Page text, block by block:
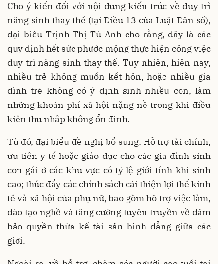
Cho ý kiến đối với nội dung kiến ​​trúc về duy trì
năng sinh thay thế (tại Điều 13 của Luật Dân số),
đại biểu Trịnh Thị Tú Anh cho rằng, đây là các
quy định hết sức phước mộng thực hiện công việc
duy trì năng sinh thay thế. Tuy nhiên, hiện nay,
nhiều trẻ không muốn kết hôn, hoặc nhiều gia
đình trẻ không có ý định sinh nhiều con, làm
những khoản phí xã hội nặng nề trong khi điều
kiện thu nhập không ổn định.
Từ đó, đại biểu đề nghị bổ sung: Hỗ trợ tài chính,
ưu tiên y tế hoặc giáo dục cho các gia đình sinh
con gái ở các khu vực có tỷ lệ giới tính khi sinh
cao; thúc đẩy các chính sách cải thiện lợi thế kinh
tế và xã hội của phụ nữ, bao gồm hỗ trợ việc làm,
đào tạo nghề và tăng cường tuyên truyền về đảm
bảo quyền thừa kế tài sản bình đẳng giữa các
giới.